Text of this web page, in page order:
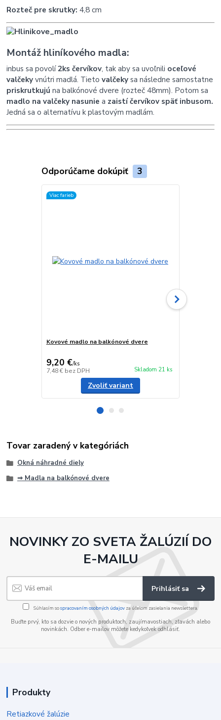
Rozteč pre skrutky: 4,8 cm
Montáž hliníkového madla:
inbus sa povolí2ks červíkov, tak aby sa uvoľnili oceľové
valčekyvnútri madlá. Tietovalčekysa následne samostatne
priskrutkujúna balkónové dvere (rozteč 48mm). Potom sa
madlo na valčeky nasuniea zaistí červíkov späť inbusom.
Jedná sa o alternatívu k plastovým madlám.
Odporúčame dokúpiť 3
Viac farieb
Kovové madlo na balkónové dvere
9,20 €/ks
7,48 € bez DPH Skladom 21 ks
Zvoliť variant
Tovar zaradený v kategóriách
Okná náhradné diely
⇒ Madla na balkónové dvere
NOVINKY ZO SVETA ŽALÚZIÍ DO
E-MAILU
Prihlásiť sa
Súhlasím sospracovaním osobných údajov za účelom zasielania newslettera.
Buďte prvý, kto sa dozvie o nových produktoch, zaujímavostiach, zľavách alebo
novinkách. Odber e-mailov môžete kedykoľvek odhlásiť.
Produkty
Retiazkové žalúzie